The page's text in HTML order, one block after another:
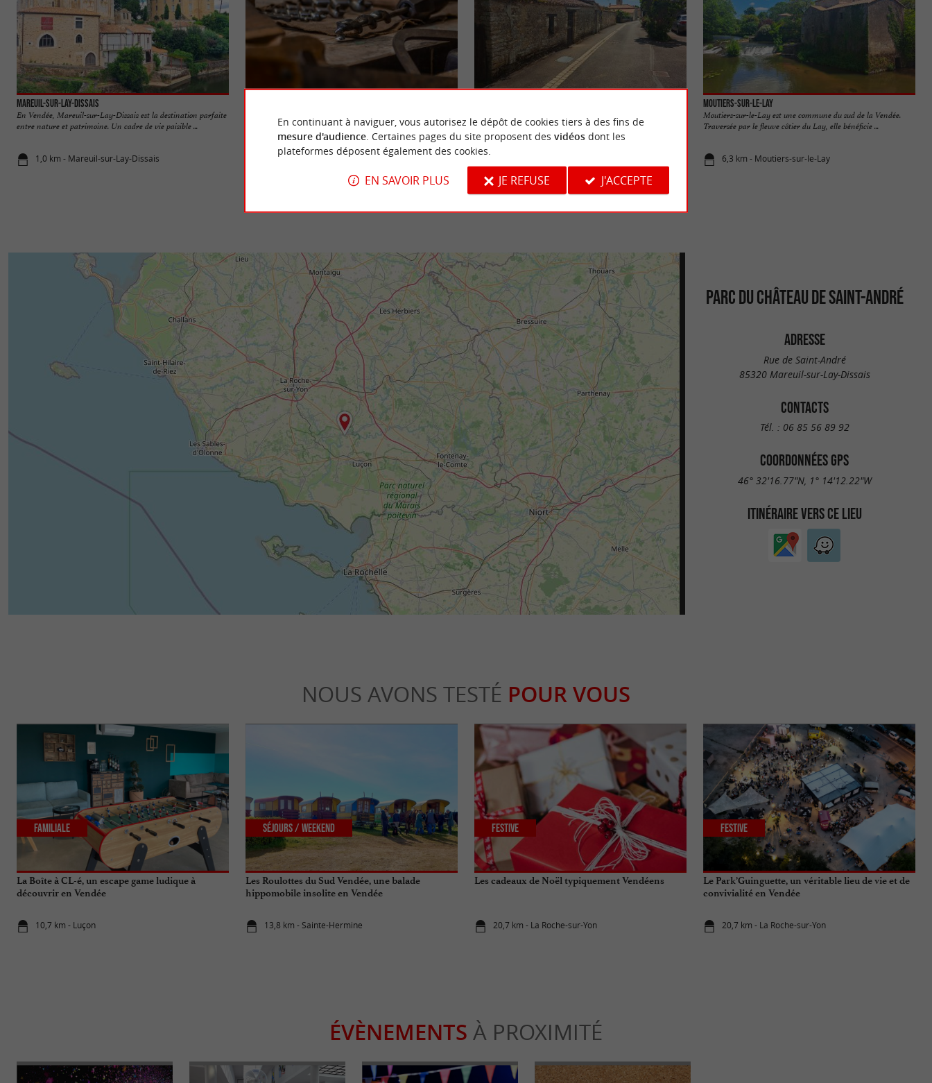
Mareuil-sur-Lay-Dissais
En Vendée, Mareuil-sur-Lay-Dissais est la destination parfaite
entre nature et patrimoine. Un cadre de vie paisible ...
1,0 km - Mareuil-sur-Lay-Dissais
Dans la commune de Mareuil-sur-Lay-Dissais, le Musée
d’Antan vous offre un moment de partage et de nostalgie avec
2,2 km - Mareuil-sur-Lay-Dissais
Nichée dans le sud de la Vendée, Bessay est une charmante
commune entre la plaine de Luçon et le bocage vendéen. ...
Moutiers-sur-le-Lay
Moutiers-sur-le-Lay est une commune du sud de la Vendée.
Traversée par le fleuve côtier du Lay, elle bénéficie ...
6,3 km - Moutiers-sur-le-Lay
PARC DU CHÂTEAU DE SAINT-ANDRÉ
ADRESSE
Rue de Saint-André
85320 Mareuil-sur-Lay-Dissais
CONTACTS
Tél. : 06 85 56 89 92
COORDONNÉES GPS
46° 32'16.77"N, 1° 14'12.22"W
ITINÉRAIRE VERS CE LIEU
NOUS AVONS TESTÉ POUR VOUS
La Boîte à CL-é, un escape game ludique à
découvrir en Vendée
10,7 km - Luçon
Familiale
Les Roulottes du Sud Vendée, une balade
hippomobile insolite en Vendée
13,8 km - Sainte-Hermine
Séjours / Weekend
Les cadeaux de Noël typiquement Vendéens
20,7 km - La Roche-sur-Yon
Festive
Le Park’Guinguette, un véritable lieu de vie et de
convivialité en Vendée
20,7 km - La Roche-sur-Yon
Festive
ÉVÈNEMENTS À PROXIMITÉ
En continuant à naviguer, vous autorisez le dépôt de cookies tiers à des fins de
mesure d'audience. Certaines pages du site proposent des vidéosdont les
plateformes déposent également des cookies.
EN SAVOIR PLUS JE REFUSE J'ACCEPTE